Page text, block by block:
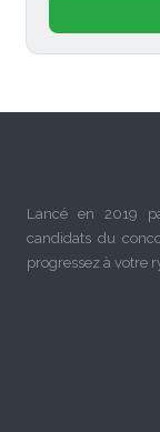
Lancé en 2019
candidats du
progressez à votre